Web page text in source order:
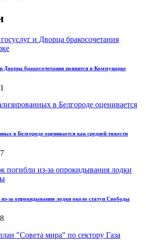
Дворца бракосочетания появится в Коммунарке
в Белгороде оценивается как средней тяжести
за опрокидывания лодки около статуи Свободы